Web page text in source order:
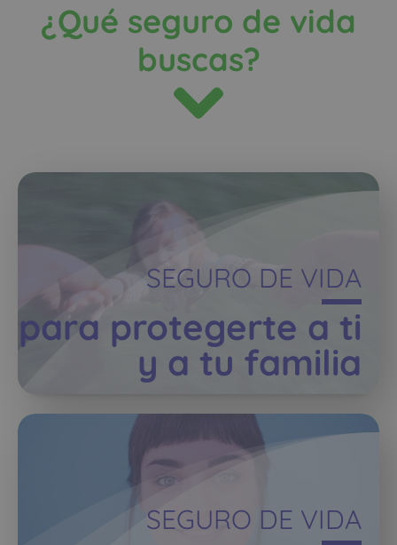
¿Qué seguro de vida
buscas?
SEGURO DE VIDA
para protegerte a ti
y a tu familia
SEGURO DE VIDA